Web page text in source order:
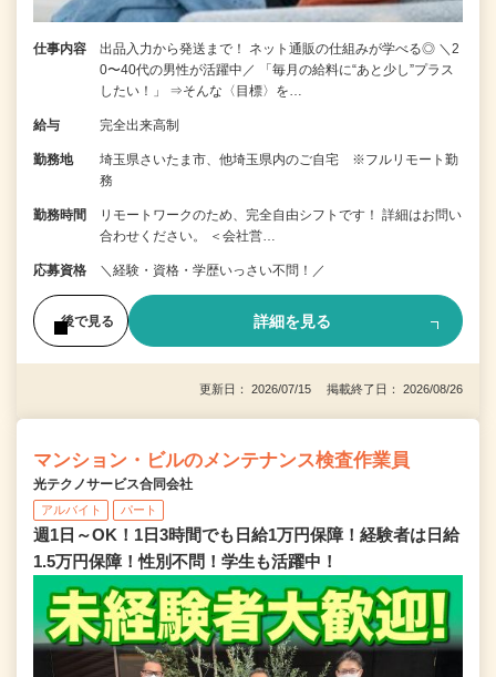
仕事内容
出品入力から発送まで！ ネット通販の仕組みが学べる◎ ＼2
0〜40代の男性が活躍中／ 「毎月の給料に“あと少し”プラス
したい！」 ⇒そんな〈目標〉を…
給与 完全出来高制
勤務地
埼玉県さいたま市、他埼玉県内のご自宅 ※フルリモート勤
務
勤務時間
リモートワークのため、完全自由シフトです！ 詳細はお問い
合わせください。 ＜会社営…
応募資格 ＼経験・資格・学歴いっさい不問！／
後で見る 詳細を見る
更新日： 2026/07/15 掲載終了日： 2026/08/26
マンション・ビルのメンテナンス検査作業員
光テクノサービス合同会社
アルバイト パート
週1日～OK！1日3時間でも日給1万円保障！経験者は日給
1.5万円保障！性別不問！学生も活躍中！